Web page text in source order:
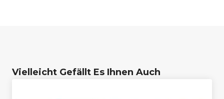
Vielleicht Gefällt Es Ihnen Auch